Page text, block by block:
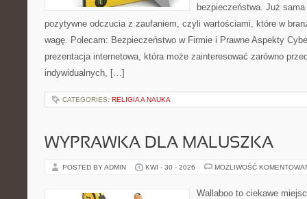
bezpieczeństwa. Już
pozytywne odczucia z zaufaniem, czyli wartościami, które w
wagę. Polecam: Bezpieczeństwo w Firmie i Prawne Aspekty
prezentacja internetowa, która może zainteresować zarówno
indywidualnych, […]
CATEGORIES: RELIGIA A NAUKA
WYPRAWKA DLA MALUSZKA
POSTED BY ADMIN KWI - 30 - 2026 MOŻLIWOŚĆ
Wallaboo to ciekawe